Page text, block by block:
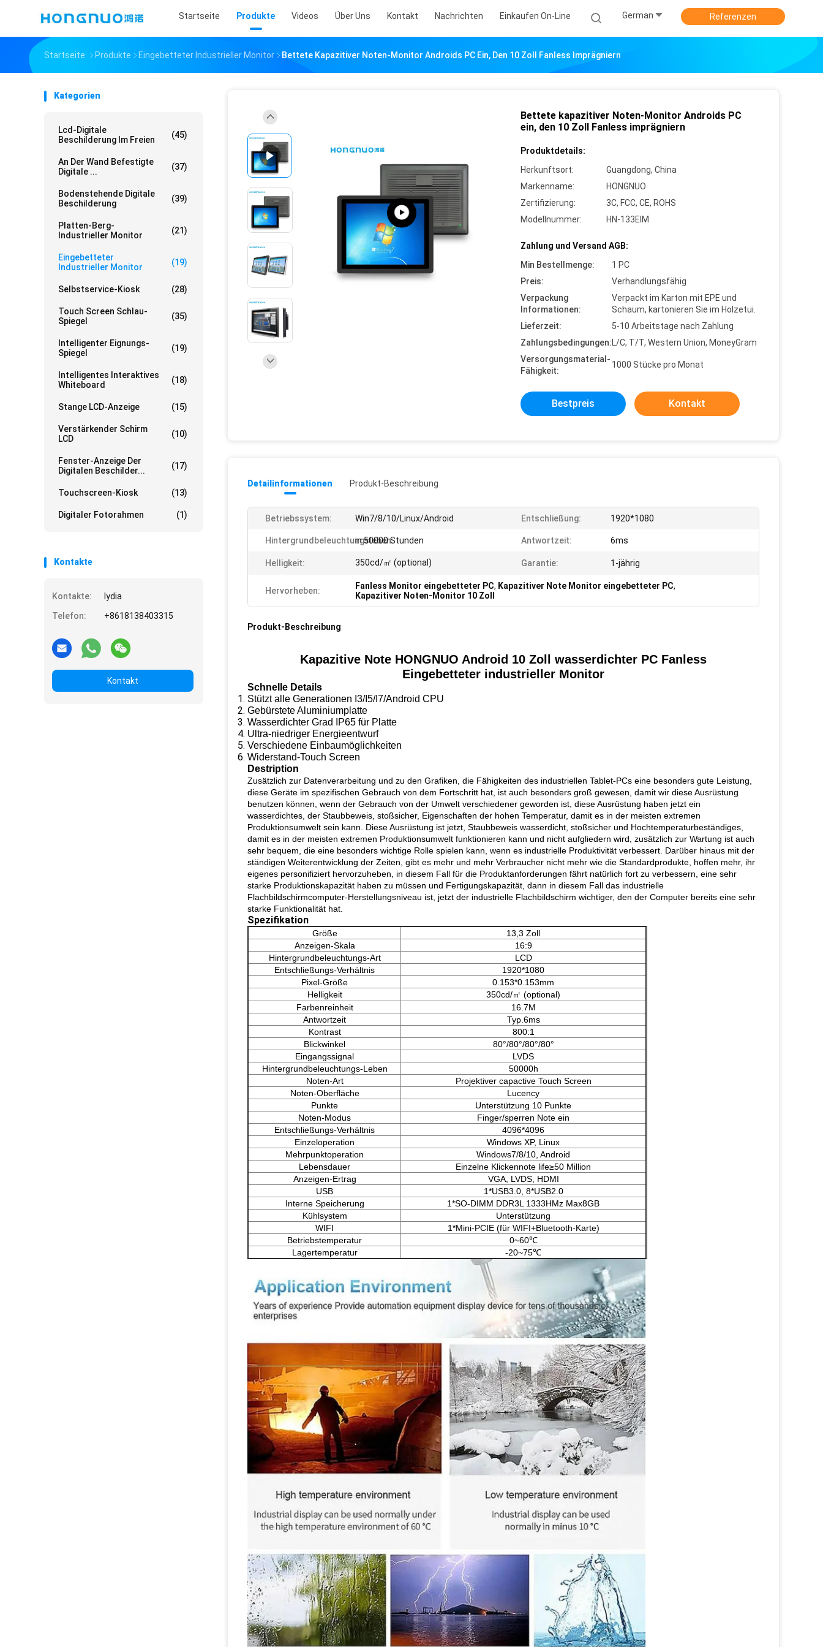
Startseite Produkte Videos Über Uns Kontakt Nachrichten Einkaufen On-Line German Referenzen
Startseite Produkte Eingebetteter Industrieller Monitor Bettete Kapazitiver Noten-Monitor Androids PC Ein, Den 10 Zoll Fanless Imprägniern
Kategorien
Lcd-Digitale
Beschilderung Im Freien
(45)
An Der Wand Befestigte
Digitale ...
(37)
Bodenstehende Digitale
Beschilderung
(39)
Platten-Berg-
Industrieller Monitor
(21)
Eingebetteter
Industrieller Monitor
(19)
Selbstservice-Kiosk (28)
Touch Screen Schlau-
Spiegel
(35)
Intelligenter Eignungs-
Spiegel
(19)
Intelligentes Interaktives
Whiteboard
(18)
Stange LCD-Anzeige (15)
Verstärkender Schirm
LCD
(10)
Fenster-Anzeige Der
Digitalen Beschilder...
(17)
Touchscreen-Kiosk (13)
Digitaler Fotorahmen (1)
Kontakte
Kontakte:
lydia
Telefon:
+8618138403315
Kontakt
Bettete kapazitiver Noten-Monitor Androids PC
ein, den 10 Zoll Fanless imprägniern
Produktdetails:
Herkunftsort:
Guangdong, China
Markenname:
HONGNUO
Zertifizierung:
3C, FCC, CE, ROHS
Modellnummer:
HN-133EIM
Zahlung und Versand AGB:
Min Bestellmenge:
1 PC
Preis:
Verhandlungsfähig
Verpackung
Informationen:
Verpackt im Karton mit EPE und
Schaum, kartonieren Sie im Holzetui.
Lieferzeit:
5-10 Arbeitstage nach Zahlung
Zahlungsbedingungen:L/C, T/T, Western Union, MoneyGram
Versorgungsmaterial-
Fähigkeit:
1000 Stücke pro Monat
Bestpreis Kontakt
Detailinformationen Produkt-Beschreibung
Betriebssystem: Win7/8/10/Linux/Android Entschließung: 1920*1080
Hintergrundbeleuchtungsleben:
in 50000 Stunden Antwortzeit: 6ms
Helligkeit: 350cd/㎡ (optional) Garantie: 1-jährig
Hervorheben: Fanless Monitor eingebetteter PC, Kapazitiver Note Monitor eingebetteter PC,
Kapazitiver Noten-Monitor 10 Zoll
Produkt-Beschreibung
Kapazitive Note HONGNUO Android 10 Zoll wasserdichter PC Fanless
Eingebetteter industrieller Monitor
Schnelle Details
Stützt alle Generationen I3/I5/I7/Android CPU
Gebürstete Aluminiumplatte
Wasserdichter Grad IP65 für Platte
Ultra-niedriger Energieentwurf
Verschiedene Einbaumöglichkeiten
Widerstand-Touch Screen
Destription
Zusätzlich zur Datenverarbeitung und zu den Grafiken, die Fähigkeiten des industriellen Tablet-PCs eine besonders gute Leistung,
diese Geräte im spezifischen Gebrauch von dem Fortschritt hat, ist auch besonders groß gewesen, damit wir diese Ausrüstung
benutzen können, wenn der Gebrauch von der Umwelt verschiedener geworden ist, diese Ausrüstung haben jetzt ein
wasserdichtes, der Staubbeweis, stoßsicher, Eigenschaften der hohen Temperatur, damit es in der meisten extremen
Produktionsumwelt sein kann. Diese Ausrüstung ist jetzt, Staubbeweis wasserdicht, stoßsicher und Hochtemperaturbeständiges,
damit es in der meisten extremen Produktionsumwelt funktionieren kann und nicht aufgliedern wird, zusätzlich zur Wartung ist auch
sehr bequem, die eine besonders wichtige Rolle spielen kann, wenn es industrielle Produktivität verbessert. Darüber hinaus mit der
ständigen Weiterentwicklung der Zeiten, gibt es mehr und mehr Verbraucher nicht mehr wie die Standardprodukte, hoffen mehr, ihr
eigenes personifiziert hervorzuheben, in diesem Fall für die Produktanforderungen fährt natürlich fort zu verbessern, eine sehr
starke Produktionskapazität haben zu müssen und Fertigungskapazität, dann in diesem Fall das industrielle
Flachbildschirmcomputer-Herstellungsniveau ist, jetzt der industrielle Flachbildschirm wichtiger, den der Computer bereits eine sehr
starke Funktionalität hat.
Spezifikation
Größe
13,3 Zoll
Anzeigen-Skala
16:9
Hintergrundbeleuchtungs-Art
LCD
Entschließungs-Verhältnis
1920*1080
Pixel-Größe
0.153*0.153mm
Helligkeit
350cd/㎡ (optional)
Farbenreinheit
16.7M
Antwortzeit
Typ.6ms
Kontrast
800:1
Blickwinkel
80°/80°/80°/80°
Eingangssignal
LVDS
Hintergrundbeleuchtungs-Leben
50000h
Noten-Art
Projektiver capactive Touch Screen
Noten-Oberfläche
Lucency
Punkte
Unterstützung 10 Punkte
Noten-Modus
Finger/sperren Note ein
Entschließungs-Verhältnis
4096*4096
Einzeloperation
Windows XP, Linux
Mehrpunktoperation
Windows7/8/10, Android
Lebensdauer
Einzelne Klickennote life≥50 Million
Anzeigen-Ertrag
VGA, LVDS, HDMI
USB
1*USB3.0, 8*USB2.0
Interne Speicherung
1*SO-DIMM DDR3L 1333HMz Max8GB
Kühlsystem
Unterstützung
WIFI
1*Mini-PCIE (für WIFI+Bluetooth-Karte)
Betriebstemperatur
0~60℃
Lagertemperatur
-20~75℃